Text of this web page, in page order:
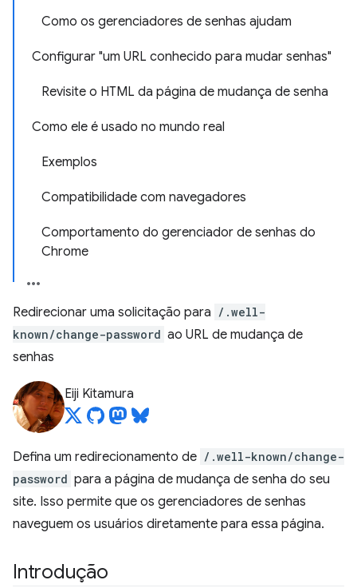
Como os gerenciadores de senhas ajudam
Configurar "um URL conhecido para mudar senhas"
Revisite o HTML da página de mudança de senha
Como ele é usado no mundo real
Exemplos
Compatibilidade com navegadores
Comportamento do gerenciador de senhas do
Chrome
Redirecionar uma solicitação para /.well-
known/change-password ao URL de mudança de
senhas
Eiji Kitamura
Defina um redirecionamento de /.well-known/change-
password para a página de mudança de senha do seu
site. Isso permite que os gerenciadores de senhas
naveguem os usuários diretamente para essa página.
Introdução